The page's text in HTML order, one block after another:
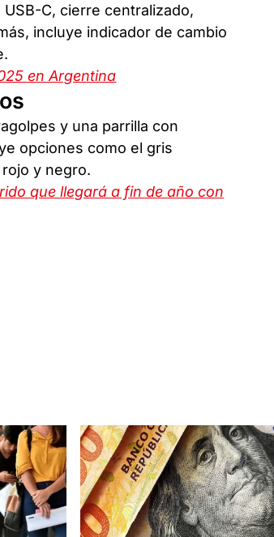
C, cierre centralizado,
incluye indicador de cambio
en Argentina
y una parrilla con
opciones como el gris
y negro.
que llegará a fin de año con